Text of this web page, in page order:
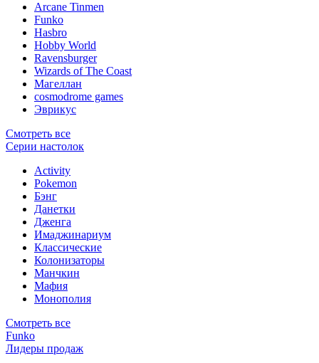
Arcane Tinmen
Funko
Hasbro
Hobby World
Ravensburger
Wizards of The Coast
Магеллан
сosmodrome games
Эврикус
Смотреть все
Серии настолок
Activity
Pokemon
Бэнг
Данетки
Дженга
Имаджинариум
Классические
Колонизаторы
Манчкин
Мафия
Монополия
Смотреть все
Funko
Лидеры продаж